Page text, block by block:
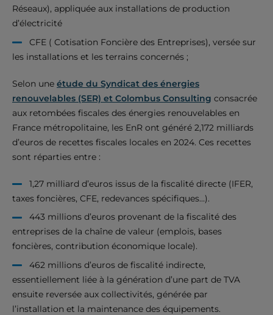
Réseaux), appliquée aux installations de production
d’électricité
CFE ( Cotisation Foncière des Entreprises), versée sur
les installations et les terrains concernés ;
Selon une étude du Syndicat des énergies
renouvelables (SER) et Colombus Consulting consacrée
aux retombées fiscales des énergies renouvelables en
France métropolitaine, les EnR ont généré 2,172 milliards
d’euros de recettes fiscales locales en 2024. Ces recettes
sont réparties entre :
1,27 milliard d’euros issus de la fiscalité directe (IFER,
taxes foncières, CFE, redevances spécifiques…).
443 millions d’euros provenant de la fiscalité des
entreprises de la chaîne de valeur (emplois, bases
foncières, contribution économique locale).
462 millions d’euros de fiscalité indirecte,
essentiellement liée à la génération d’une part de TVA
ensuite reversée aux collectivités, générée par
l’installation et la maintenance des équipements.